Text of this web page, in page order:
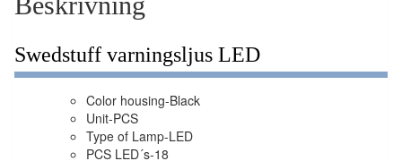
Swedstuff varningsljus LED
Color housing-Black
Unit-PCS
Type of Lamp-LED
PCS LED´s-18